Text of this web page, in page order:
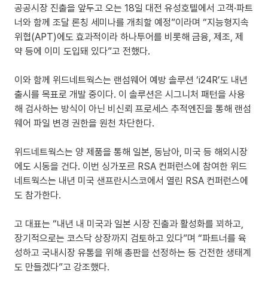
공공시장 진출을 앞두고 오는 18일 대전 유성호텔에서 고객·파트
너와 함께 조달 론칭 세미나를 개최할 예정”이라며 “지능형지속
위협(APT)에도 효과적이라 하나투어를 비롯해 금융, 제조, 제
약 등에 이미 도입돼 있다”고 전했다.
이와 함께 위드네트웍스는 랜섬웨어 예방 솔루션 ‘i24R’도 내년
출시를 목표로 개발 중이다. 이 솔루션은 시그니처 패턴을 사용
해 검사하는 방식이 아닌 비신뢰 프로세스 추적엔진을 통해 랜섬
웨어 파일 변경 권한을 원천 차단한다.
위드네트웍스는 양 제품을 통해 일본, 동남아, 미국 등 해외시장
에도 시동을 건다. 이번 싱가포르 RSA 컨퍼런스에 참여한 위드
네트웍스는 내년 미국 샌프란시스코에서 열린 RSA 컨퍼런스에
도 참가한다.
고 대표는 “내년 내 미국과 일본 시장 진출과 활성화를 꾀하고,
장기적으로는 코스닥 상장까지 검토하고 있다”며 “파트너를 육
성하고 국내시장 유통을 위해 총판을 선정하는 등 건전한 생태계
도 만들겠다”고 강조했다.